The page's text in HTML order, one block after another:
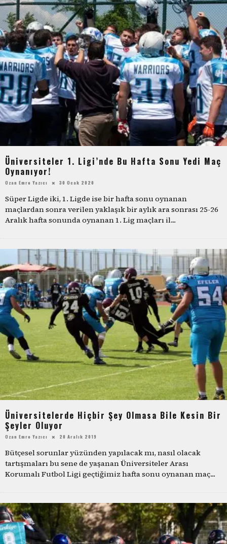
Üniversiteler 1. Ligi’nde Bu Hafta Sonu Yedi Maç
Oynanıyor!
Ozan Emre Yazıcı 30 Ocak 2020
Süper Ligde iki, 1. Ligde ise bir hafta sonu oynanan
maçlardan sonra verilen yaklaşık bir aylık ara sonrası 25-26
Aralık hafta sonunda oynanan 1. Lig maçları il...
Üniversitelerde Hiçbir Şey Olmasa Bile Kesin Bir
Şeyler Oluyor
Ozan Emre Yazıcı 20 Aralık 2019
Bütçesel sorunlar yüzünden yapılacak mı, nasıl olacak
tartışmaları bu sene de yaşanan Üniversiteler Arası
Korumalı Futbol Ligi geçtiğimiz hafta sonu oynanan maç...